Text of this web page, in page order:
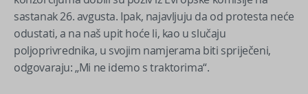
sastanak 26. avgusta. Ipak, najavljuju da od protesta neće
odustati, a na naš upit hoće li, kao u slučaju
poljoprivrednika, u svojim namjerama biti spriječeni,
odgovaraju: „Mi ne idemo s traktorima“.